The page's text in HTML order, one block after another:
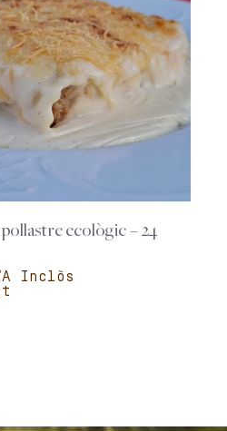
ecològic – 24